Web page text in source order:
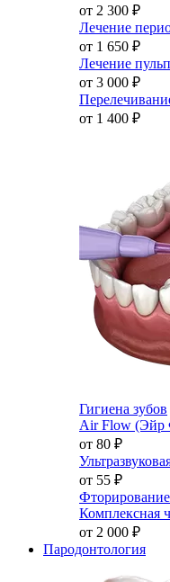
от 2 300 ₽
Лечение
от 1 650 ₽
Лечение
от 3 000 ₽
от 1 400 ₽
Гигиена зубов
Air Flow (Эйр
от 80 ₽
от 55 ₽
Фторирование
Комплексная
от 2 000 ₽
Пародонтология